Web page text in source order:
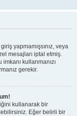
yapmamışsınız, veya
mesajları iptal etmiş.
kullanmanızı
gerekir.
kullanarak bir
Eğer belirli bir